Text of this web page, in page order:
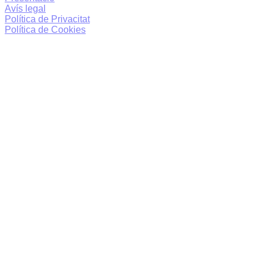
Avís legal
Política de Privacitat
Política de Cookies